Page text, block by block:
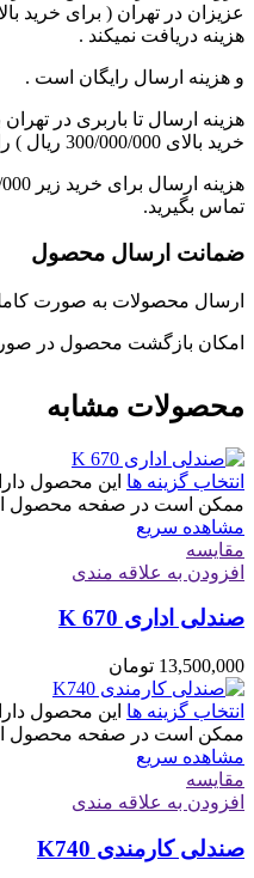
هزینه دریافت نمیکند .
و هزینه ارسال رایگان است .
هزینه ارسال تا باربری در
خرید بالای 300/000/000 ریال ) رایگان است.
تماس بگیرید.
ضمانت ارسال محصول
ارسال محصولات به صورت
امکان بازگشت محصول در
محصولات مشابه
انتخاب گزینه ها این محصول
ممکن است در صفحه محصول
مشاهده سریع
مقایسه
افزودن به علاقه مندی
صندلی اداری K 670
13,500,000 تومان
انتخاب گزینه ها این محصول
ممکن است در صفحه محصول
مشاهده سریع
مقایسه
افزودن به علاقه مندی
صندلی کارمندی K740